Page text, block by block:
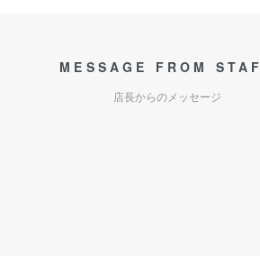
MESSAGE FROM
店長からのメッセージ